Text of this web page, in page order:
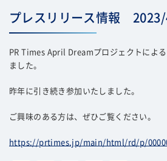
よくあるご質問
プレスリリース情報 2023/
PR Times April Dreamプロジェクトによ
ました。
昨年に引き続き参加いたしました。
ご興味のある方は、ぜひご覧ください。
https://prtimes.jp/main/html/rd/p/